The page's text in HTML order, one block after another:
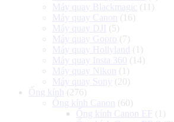
Máy quay Blackmagic (11)
Máy quay Canon
(16)
Máy quay DJI (5)
Máy quay Gopro (7)
Máy quay Hollyland
(1)
Máy quay Insta 360 (14)
Máy quay Nikon
(1)
Máy quay Sony (20)
Ống kính
(276)
Ống kính Canon
(60)
Ống kính Canon EF
(1)